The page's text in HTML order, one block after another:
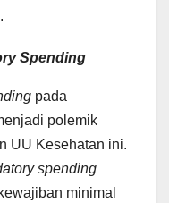
Spending
pada
polemik
UU Kesehatan ini.
spending
minimal